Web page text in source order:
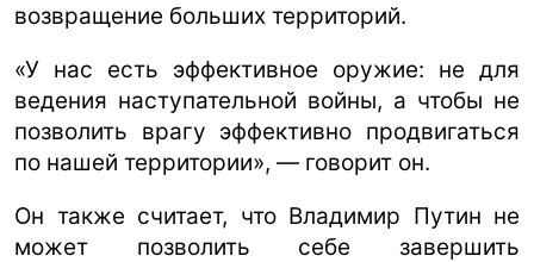
возвращение больших территорий.
«У нас есть эффективное оружие: не для
ведения наступательной войны, а чтобы не
позволить врагу эффективно продвигаться
по нашей территории», — говорит он.
Он также считает, что Владимир Путин не
может позволить себе завершить